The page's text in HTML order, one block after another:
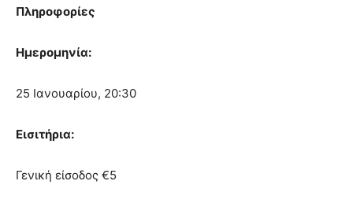
Πληροφορίες
Ημερομηνία:
25 Ιανουαρίου, 20:30
Εισιτήρια:
Γενική είσοδος €5